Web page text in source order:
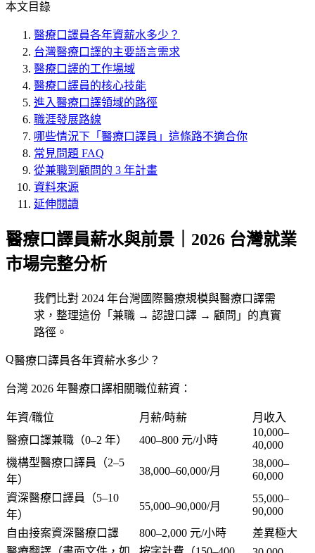
本文目錄
醫療口譯員各年資薪水多少？
台灣醫療口譯的主要語言需求
醫療口譯的工作場域
醫療口譯員的核心技能
進入醫療口譯領域的路徑
職涯發展路線
哪些情況下「醫療口譯員」這條路不適合你
常見問題 FAQ
從兼職到顧問的 3 年計畫
資料來源
延伸閱讀
醫療口譯員薪水與前景｜2026 台灣就業
市場完整分析
我們比對 2024 年台灣國際醫療規模與醫療口譯需
求，整理這份「兼職 → 認證口譯 → 顧問」的真實
路徑。
醫療口譯員各年資薪水多少？
台灣 2026 年醫療口譯相關職位薪資：
年資/職位 月薪/時薪
月收入
醫療口譯兼職（0–2 年）
400–800 元/小時
10,000–
40,000
機構型醫療口譯員（2–5
年）
38,000–60,000/月
38,000–
60,000
資深醫療口譯員（5–10
年）
55,000–90,000/月
55,000–
90,000
自由接案資深醫療口譯
800–2,000 元/小時
差異極大